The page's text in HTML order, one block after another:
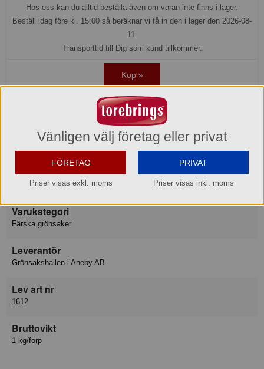
Hos oss kan du alltid beställa även om varan inte finns i lager.
Beställ idag före kl. 15:00 så beräknar vi få in den i lager den 2026-08-
11.
Transporttid till Dig som kund tillkommer.
Köp »
OBS! Kylvara. Levereras med kyltransport, eller hämta själva vid vårt
lager i Aneby.
Produktinformation
Varumärke
Frukt & Grönsaker
Varukategori
Färska grönsaker
Leverantör
Grönsakshallen i Aneby AB
Lev art nr
1612
Bruttovikt
1 kg/förp
Vänligen välj företag eller privat
FÖRETAG
Priser visas exkl. moms
PRIVAT
Priser visas inkl. moms